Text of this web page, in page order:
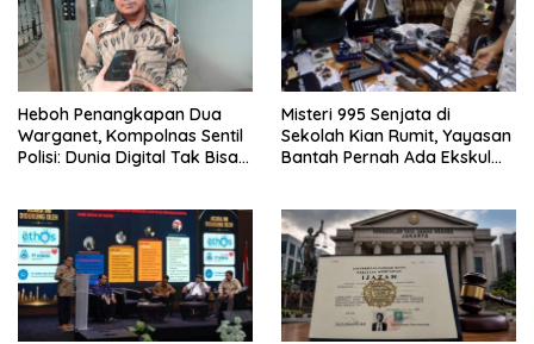
Heboh Penangkapan Dua
Warganet, Kompolnas Sentil
Polisi: Dunia Digital Tak Bisa
Misteri 995 Senjata di
Sekolah Kian Rumit, Yayasan
Bantah Pernah Ada Ekskul